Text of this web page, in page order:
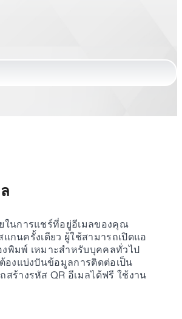
ในการแชร์ที่อยู่อีเมลของคุณ
กนครั้งเดียว ผู้ใช้สามารถเปิดแอ
พิมพ์ เหมาะสำหรับบุคคลทั่วไป
งแบ่งปันข้อมูลการติดต่อเป็น
ร้างรหัส QR อีเมลได้ฟรี ใช้งาน